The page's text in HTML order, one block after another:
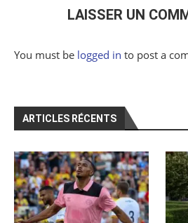
LAISSER UN
You must be logged in to post a
ARTICLES RÉCENTS